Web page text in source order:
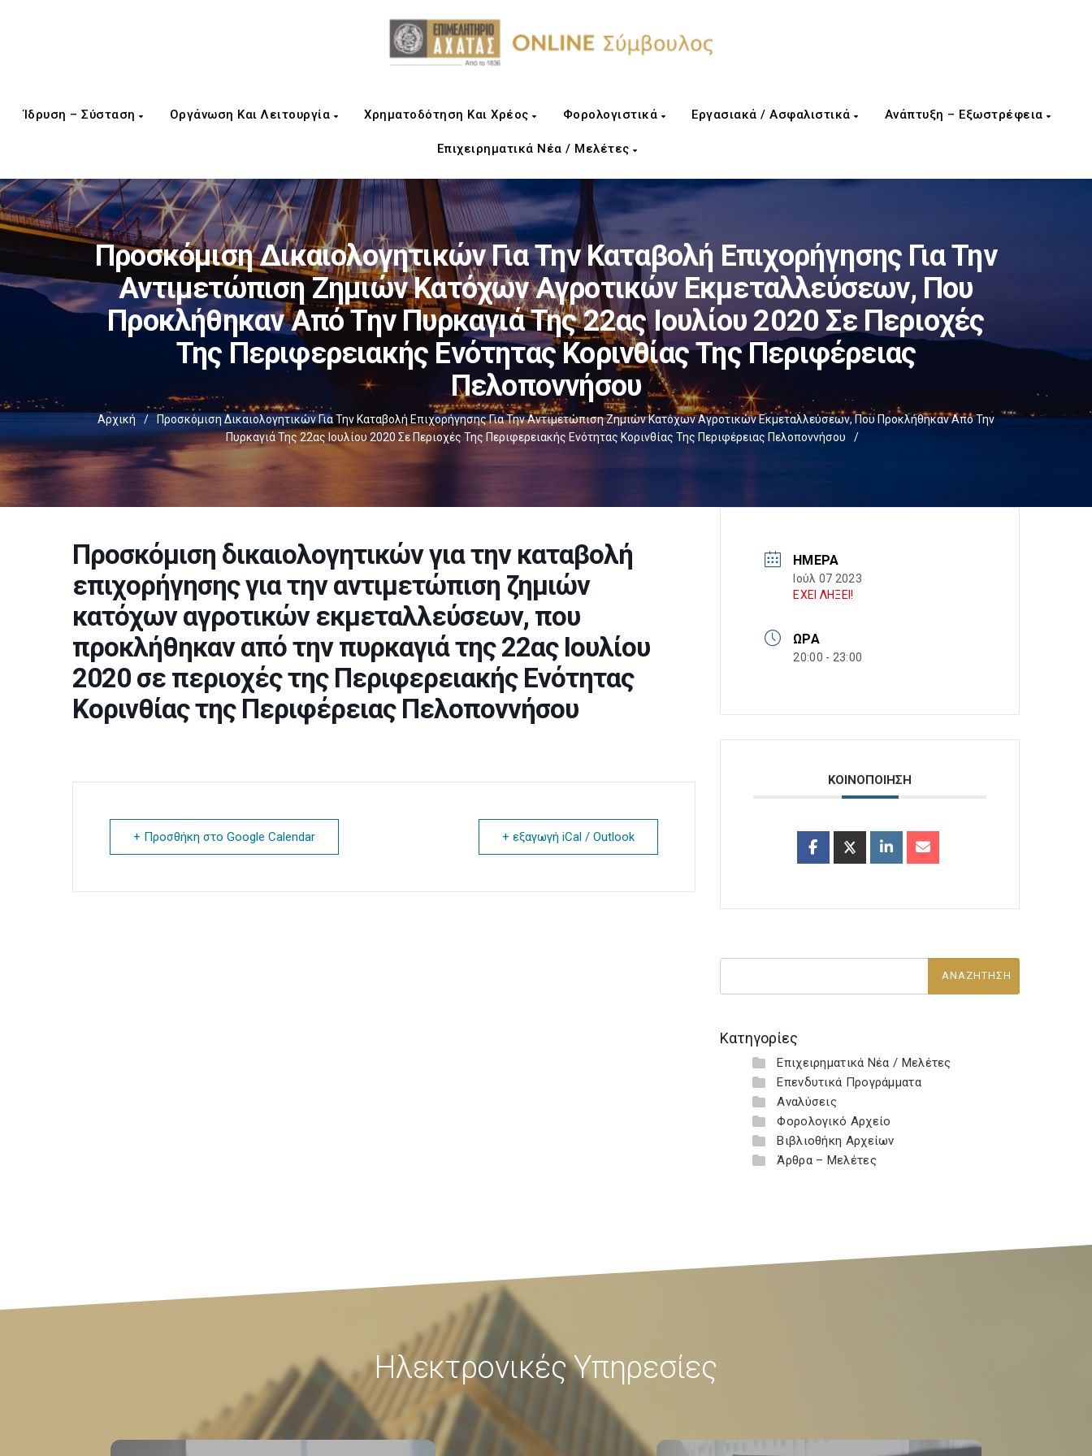
Ίδρυση – Σύσταση Οργάνωση Και Λειτουργία Χρηματοδότηση Και Χρέος Φορολογιστικά Εργασιακά / Ασφαλιστικά Ανάπτυξη – Εξωστρέφεια
Επιχειρηματικά Νέα / Μελέτες
Προσκόμιση Δικαιολογητικών Για Την Καταβολή Επιχορήγησης Για Την
Αντιμετώπιση Ζημιών Κατόχων Αγροτικών Εκμεταλλεύσεων, Που
Προκλήθηκαν Από Την Πυρκαγιά Της 22ας Ιουλίου 2020 Σε Περιοχές
Της Περιφερειακής Ενότητας Κορινθίας Της Περιφέρειας
Πελοποννήσου
Αρχική /
Προσκόμιση Δικαιολογητικών Για Την Καταβολή Επιχορήγησης Για Την Αντιμετώπιση Ζημιών Κατόχων Αγροτικών Εκμεταλλεύσεων, Που Προκλήθηκαν Από Την
Πυρκαγιά Της 22ας Ιουλίου 2020 Σε Περιοχές Της Περιφερειακής Ενότητας Κορινθίας Της Περιφέρειας Πελοποννήσου
/
Προσκόμιση δικαιολογητικών για την καταβολή
επιχορήγησης για την αντιμετώπιση ζημιών
κατόχων αγροτικών εκμεταλλεύσεων, που
προκλήθηκαν από την πυρκαγιά της 22ας Ιουλίου
2020 σε περιοχές της Περιφερειακής Ενότητας
Κορινθίας της Περιφέρειας Πελοποννήσου
+ Προσθήκη στο Google Calendar + εξαγωγή iCal / Outlook
ΗΜΈΡΑ
Ιούλ 07 2023
ΕΧΕΙ ΛΗΞΕΙ!
ΏΡΑ
20:00 - 23:00
ΚΟΙΝΟΠΟΙΗΣΗ
Κατηγορίες
Επιχειρηματικά Νέα / Μελέτες
Επενδυτικά Προγράμματα
Αναλύσεις
Φορολογικό Αρχείο
Βιβλιοθήκη Αρχείων
Άρθρα – Μελέτες
Ηλεκτρονικές Υπηρεσίες